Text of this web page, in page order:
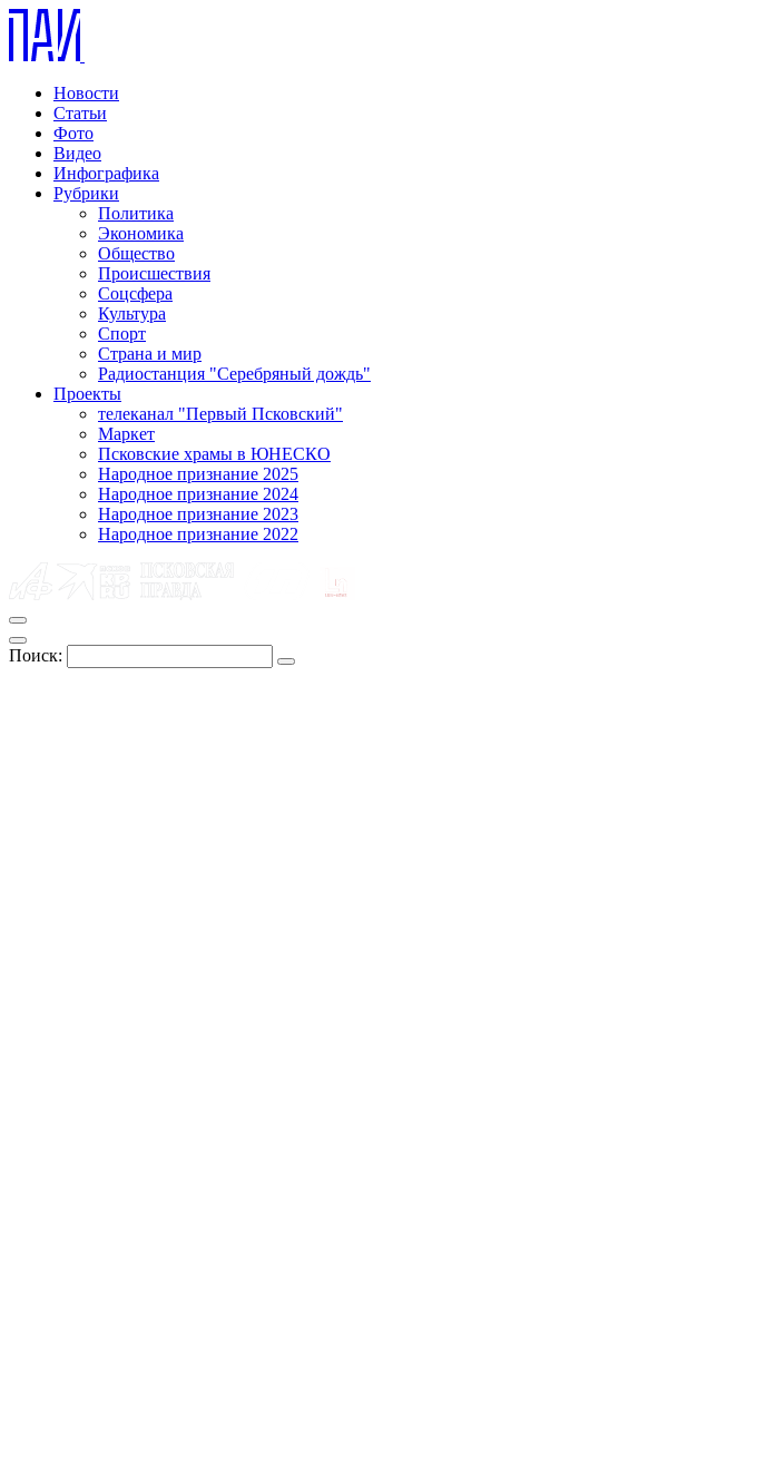
Новости
Статьи
Фото
Видео
Инфографика
Рубрики
Политика
Экономика
Общество
Происшествия
Соцсфера
Культура
Спорт
Страна и мир
Радиостанция "Серебряный дождь"
Проекты
телеканал "Первый Псковский"
Маркет
Псковские храмы в ЮНЕСКО
Народное признание 2025
Народное признание 2024
Народное признание 2023
Народное признание 2022
Поиск: